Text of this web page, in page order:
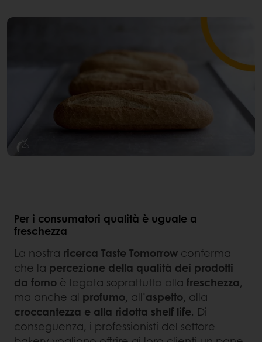
Per i consumatori qualità è uguale a
freschezza
La nostra ricerca Taste Tomorrow conferma
che la percezione della qualità dei prodotti
da forno è legata soprattutto alla freschezza,
ma anche al profumo, all’aspetto, alla
croccantezza e alla ridotta shelf life. Di
conseguenza, i professionisti del settore